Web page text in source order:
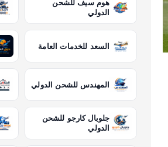
هوم سيف للشحن
الدولي
السعد للخدمات العامة
المهندس للشحن الدولي
جلوبال كارجو للشحن
الدولي